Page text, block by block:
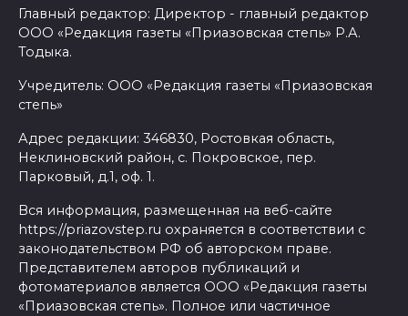
Главный редактор: Директор - главный редактор
ООО «Редакция газеты «Приазовская степь» Р.А.
Тодыка.
Учредитель: ООО «Редакция газеты «Приазовская
степь»
Адрес редакции: 346830, Ростовкая область,
Неклиновский район, с. Покровское, пер.
Парковый, д.1, оф. 1.
Вся информация, размещенная на веб-сайте
https://priazovstep.ru охраняется в соответствии с
законодательством РФ об авторском праве.
Представителем авторов публикаций и
фотоматериалов является ООО «Редакция газеты
«Приазовская степь». Полное или частичное